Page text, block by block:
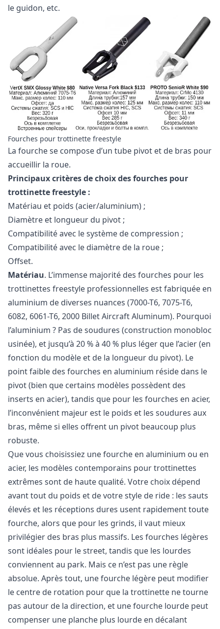
le guidon, etc.
Fourches pour trottinette freestyle
La fourche se compose d’un tube pivot et de bras pour
accueillir la roue.
Principaux critères de choix des fourches pour
trottinette freestyle :
Matériau et poids (acier/aluminium) ;
Diamètre et longueur du pivot ;
Compatibilité avec le système de compression ;
Compatibilité avec le diamètre de la roue ;
Offset.
Matériau. L’immense majorité des fourches pour les
trottinettes freestyle professionnelles est fabriquée en
aluminium de diverses nuances (7000-T6, 7075-T6,
6082, 6061-T6, 2000 Billet Aircraft Aluminum). Pourquoi
l’aluminium ? Pas de soudures (construction monobloc
usinée), et jusqu’à 20 % à 40 % plus léger que l’acier (en
fonction du modèle et de la longueur du pivot). Le
point faible des fourches en aluminium réside dans le
pivot (bien que certains modèles possèdent des
inserts en acier), tandis que pour les fourches en acier,
l’inconvénient majeur est le poids et les soudures aux
bras, même si elles offrent un pivot beaucoup plus
robuste.
Que vous choisissiez une fourche en aluminium ou en
acier, les modèles contemporains pour trottinettes
extrêmes sont de haute qualité. Votre choix dépend
avant tout du poids et de votre style de ride : les sauts
élevés et les réceptions dures usent rapidement toute
fourche, alors que pour les grinds, il vaut mieux
privilégier des bras plus massifs. Les fourches légères
sont idéales pour le street, tandis que les lourdes
conviennent au park. Mais ce n’est pas une règle
absolue. Après tout, une fourche légère peut modifier
le centre de rotation pour que la trottinette ne tourne
pas autour de la direction, et une fourche lourde peut
compenser une planche plus lourde en décalant